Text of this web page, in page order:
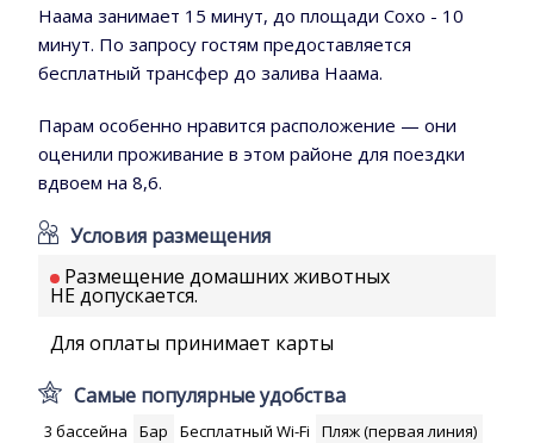
Наама занимает 15 минут, до площади Сохо - 10
минут. По запросу гостям предоставляется
бесплатный трансфер до залива Наама.
Парам особенно нравится расположение — они
оценили проживание в этом районе для поездки
вдвоем на 8,6.
Условия размещения
Размещение домашних животных
НЕ допускается.
Для оплаты принимает карты
Самые популярные удобства
3 бассейна Бар Бесплатный Wi-Fi
Пляж (первая линия)